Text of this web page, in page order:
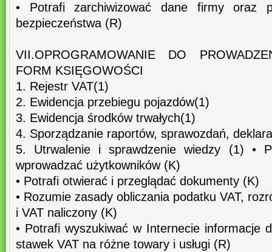
• Potrafi zarchiwizować dane firmy oraz
bezpieczeństwa (R)
VII.OPROGRAMOWANIE DO
FORM KSIĘGOWOŚCI
1. Rejestr VAT(1)
2. Ewidencja przebiegu pojazdów(1)
3. Ewidencja środków trwałych(1)
4. Sporządzanie raportów, sprawozdań,
5. Utrwalenie i sprawdzenie wiedzy (1) •
wprowadzać użytkowników (K)
• Potrafi otwierać i przeglądać dokumenty (K)
• Rozumie zasady obliczania podatku VAT,
i VAT naliczony (K)
• Potrafi wyszukiwać w Internecie informacje
stawek VAT na różne towary i usługi (R)